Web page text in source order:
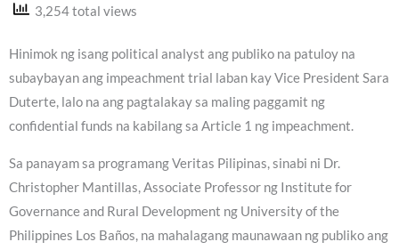
3,254 total views
Hinimok ng isang political analyst ang publiko na patuloy na
subaybayan ang impeachment trial laban kay Vice President Sara
Duterte, lalo na ang pagtalakay sa maling paggamit ng
confidential funds na kabilang sa Article 1 ng impeachment.
Sa panayam sa programang Veritas Pilipinas, sinabi ni Dr.
Christopher Mantillas, Associate Professor ng Institute for
Governance and Rural Development ng University of the
Philippines Los Baños, na mahalagang maunawaan ng publiko ang